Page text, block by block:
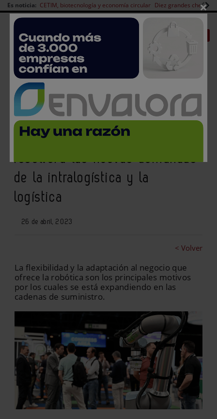
Es noticia: CETIM, biotecnología y economía circular Diez grandes chefs
Redes Sociales
Es noticia
| CANAL EMPLEO Login empresas Registro
Robots móviles y autónomos,
la solución tecnológica que
resolverá las nuevas demandas
de la intralogística y la
logística
26 de abril, 2023
< Volver
La flexibilidad y la adaptación al negocio que
ofrece la robótica son los principales motivos
por los cuales se está expandiendo en las
cadenas de suministro.
×